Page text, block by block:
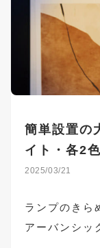
簡単設置の
イト・各2色
2025/03/21
ランプのきら
アーバンシッ